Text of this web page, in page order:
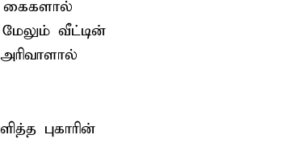
கைகளால்
மேலும் வீட்டின்
புகாரின்